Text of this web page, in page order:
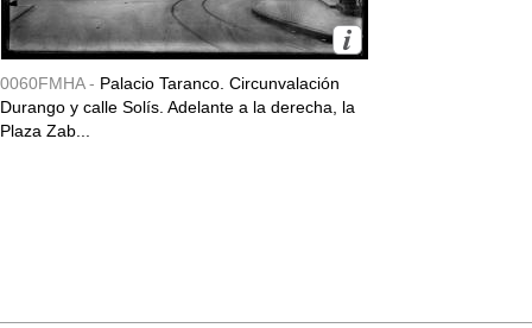
0060FMHA - Palacio Taranco. Circunvalación
Durango y calle Solís. Adelante a la derecha, la
Plaza Zab...